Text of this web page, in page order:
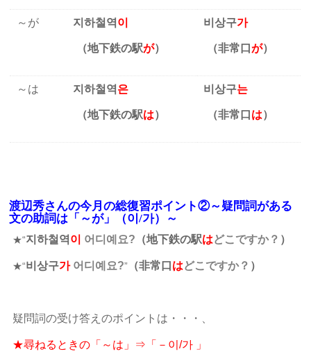
～が 지하철역 이
（地下鉄の駅が）
비상구가
（非常口が）
～は 지하철역 은
（地下鉄の駅は）
비상구는
（非常口 は）
渡辺秀さんの今月の総復習ポイント②～疑問詞がある
文の助詞は「～が」（이/가）～
★“지하철역 이 어디예요? （地下鉄の駅はどこですか？ ）
★“비상구가 어디예요?” （非常口 はどこですか？ ）
疑問詞の受け答えのポイントは・・・、
★尋ねるときの「～は」⇒「－이/가 」